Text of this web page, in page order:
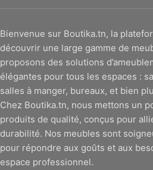
Bienvenue sur Boutika.tn, la
découvrir une large gamme de
proposons des solutions
élégantes pour tous les espaces :
salles à manger, bureaux, et bien
Chez Boutika.tn, nous mettons un
produits de qualité, conçus pour
durabilité. Nos meubles sont
pour répondre aux goûts et aux
espace professionnel.